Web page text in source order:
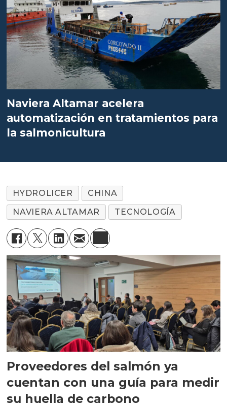
Naviera Altamar acelera
automatización en tratamientos para
la salmonicultura
HYDROLICER
CHINA
NAVIERA ALTAMAR
TECNOLOGÍA
Proveedores del salmón ya
cuentan con una guía para medir
su huella de carbono